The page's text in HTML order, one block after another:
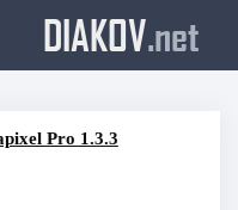
DIAKOV.net
Pro 1.3.3